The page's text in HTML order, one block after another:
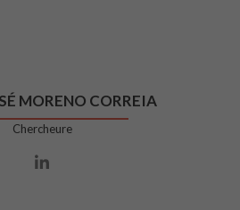
MORENO CORREIA
Chercheure
Lien Linkedin